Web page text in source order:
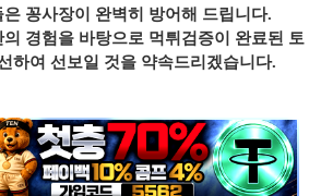
은 꽁사장이 완벽히 방어해 드립니다.
경험을 바탕으로 먹튀 검증이
완료된 토
하여 선보일 것을 약속드리겠습니다.